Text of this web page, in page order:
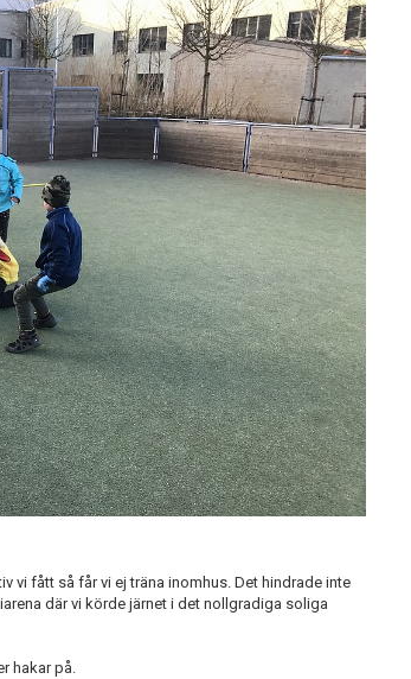
vi fått så får vi ej träna inomhus. Det hindrade inte
där vi körde järnet i det nollgradiga soliga
hakar på.